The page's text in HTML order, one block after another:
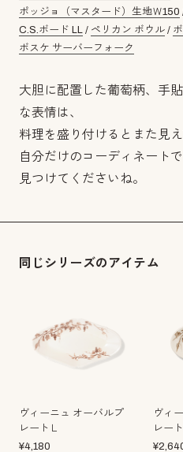
ポッジョ（マスタード）生地Ｗ150
C.S.ボード LL / ペリカン ボウル /
ボスケ サーバーフォーク
大胆に配置した葡萄柄、手
な表情は、
料理を盛り付けるとまた見
自分だけのコーディネート
見つけてくださいね。
同じシリーズのアイテム
ヴィーニュ オーバルプ
レートＬ
¥4,180
ヴィ
レー
¥